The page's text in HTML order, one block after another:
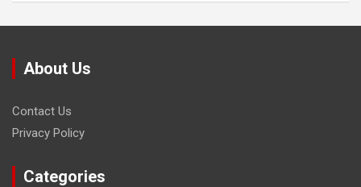
About Us
Contact Us
Privacy Policy
Categories